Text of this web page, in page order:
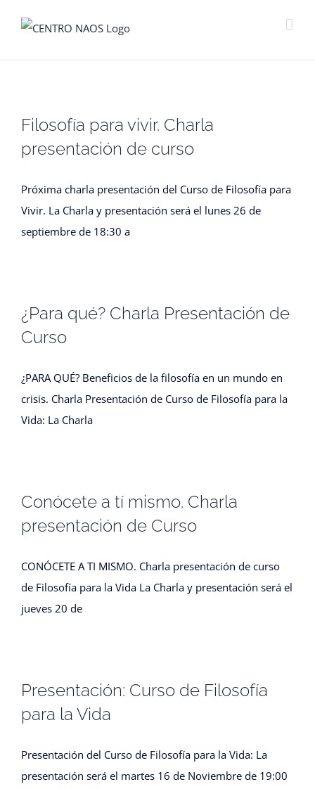
Filosofía para vivir. Charla
presentación de curso
Próxima charla presentación del Curso de Filosofía para
Vivir. La Charla y presentación será el lunes 26 de
septiembre de 18:30 a
¿Para qué? Charla Presentación de
Curso
¿PARA QUÉ? Beneficios de la filosofía en un mundo en
crisis. Charla Presentación de Curso de Filosofía para la
Vida: La Charla
Conócete a tí mismo. Charla
presentación de Curso
CONÓCETE A TI MISMO. Charla presentación de curso
de Filosofía para la Vida La Charla y presentación será el
jueves 20 de
Presentación: Curso de Filosofía
para la Vida
Presentación del Curso de Filosofía para la Vida: La
presentación será el martes 16 de Noviembre de 19:00